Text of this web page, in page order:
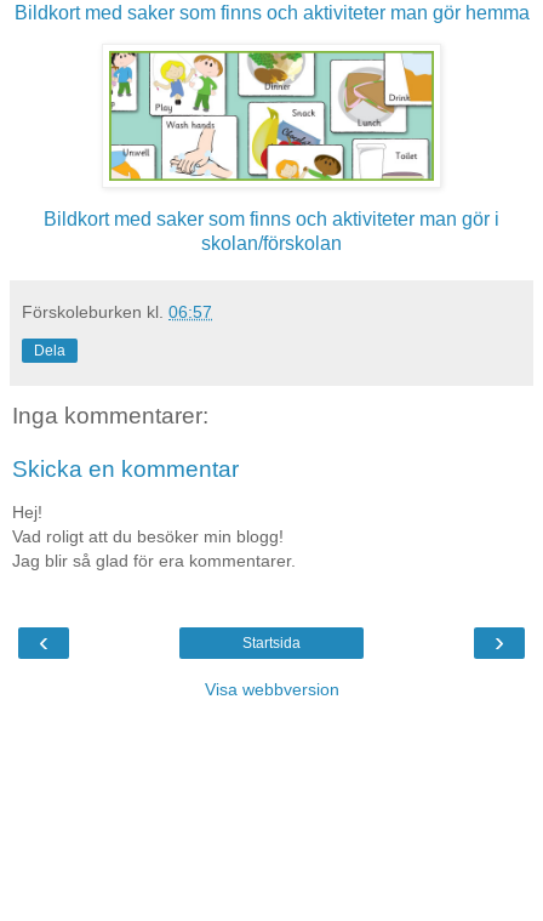
Bildkort med saker som finns och aktiviteter man gör hemma
Bildkort med saker som finns och aktiviteter man gör i
skolan/förskolan
Förskoleburken kl. 06:57
Dela
Inga kommentarer:
Skicka en kommentar
Hej!
Vad roligt att du besöker min blogg!
Jag blir så glad för era kommentarer.
‹ ›
Startsida
Visa webbversion